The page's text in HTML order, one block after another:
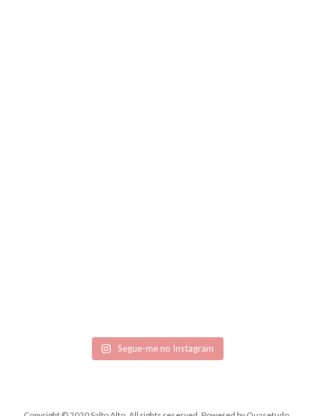
Segue-me no Instagram